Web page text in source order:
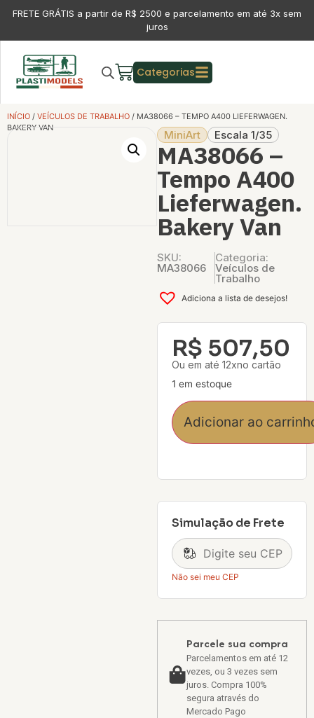
FRETE GRÁTIS a partir de R$ 2500 e parcelamento em até 3x sem
juros
Categorias
INÍCIO / VEÍCULOS DE TRABALHO / MA38066 – TEMPO A400 LIEFERWAGEN.
BAKERY VAN
MiniArt Escala 1/35
MA38066 –
Tempo A400
Lieferwagen.
Bakery Van
SKU:
MA38066
Categoria:
Veículos de
Trabalho
Adiciona a lista de desejos!
R$ 507,50
Ou em até 12xno cartão
1 em estoque
Adicionar ao
Simulação de Frete
Não sei meu CEP
Parcele sua compra
Parcelamentos em até 12
vezes, ou 3 vezes sem
juros. Compra 100%
segura através do
Mercado Pago